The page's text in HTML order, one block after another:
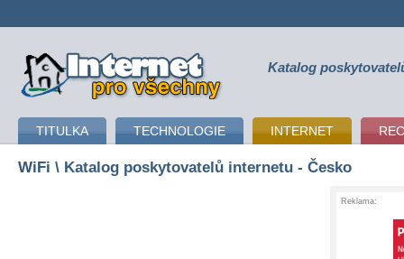
připojení k internetu Katalog
TITULKA TECHNOLOGIE INTERNET
WiFi \ Katalog poskytovatelů internetu - Česko
Reklama: